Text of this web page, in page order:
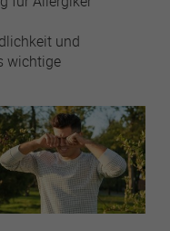
the website by
address.
und
wichtige